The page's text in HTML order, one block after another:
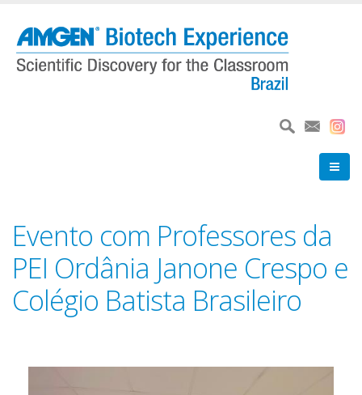
para
conteúdo
Evento com Professores da
PEI Ordânia Janone Crespo e
Colégio Batista Brasileiro